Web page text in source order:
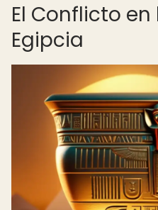
El Conflicto
Egipcia